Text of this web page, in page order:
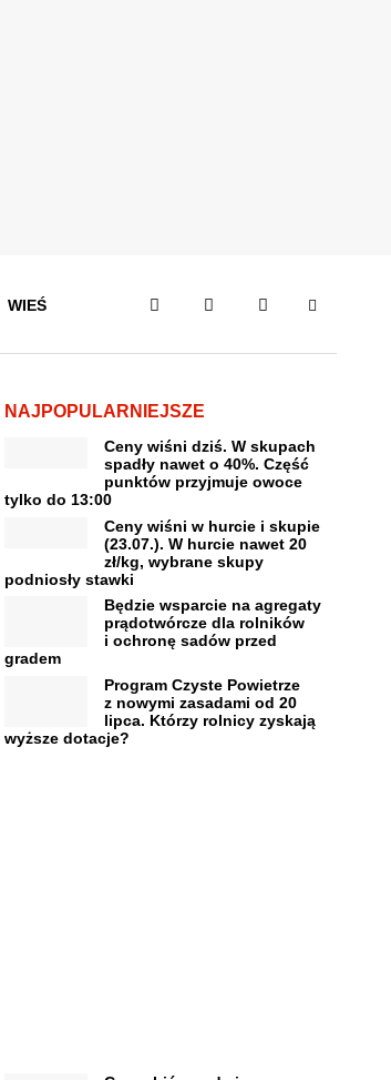
WIEŚ
NAJPOPULARNIEJSZE
Ceny wiśni dziś. W skupach
spadły nawet o 40%. Część
punktów przyjmuje owoce
tylko do 13:00
Ceny wiśni w hurcie i skupie
(23.07.). W hurcie nawet 20
zł/kg, wybrane skupy
podniosły stawki
Będzie wsparcie na agregaty
prądotwórcze dla rolników
i ochronę sadów przed
gradem
Program Czyste Powietrze
z nowymi zasadami od 20
lipca. Którzy rolnicy zyskają
wyższe dotacje?